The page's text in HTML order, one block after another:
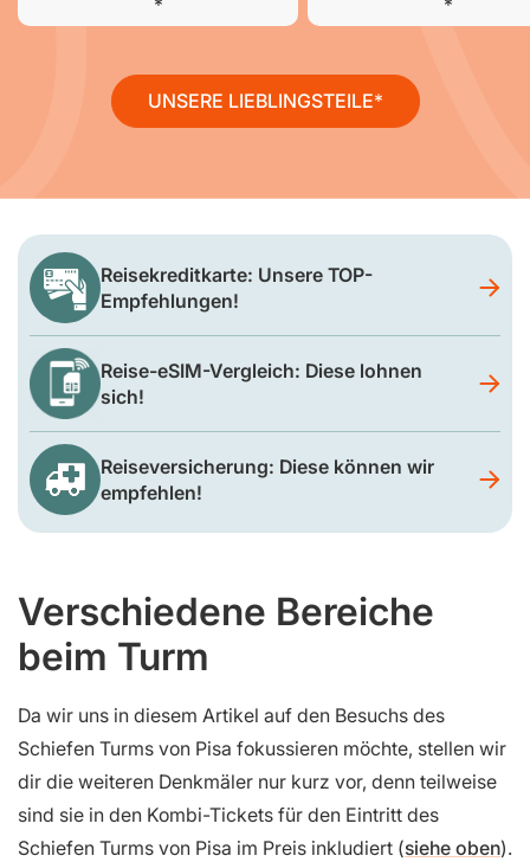
UNSERE LIEBLINGSTEILE
Reisekreditkarte: Unsere TOP-
Empfehlungen!
Reise-eSIM-Vergleich: Diese lohnen
sich!
Reiseversicherung: Diese können wir
empfehlen!
Verschiedene Bereiche
beim Turm
Da wir uns in diesem Artikel auf den Besuchs des
Schiefen Turms von Pisa fokussieren möchte, stellen wir
dir die weiteren Denkmäler nur kurz vor, denn teilweise
sind sie in den Kombi-Tickets für den Eintritt des
Schiefen Turms von Pisa im Preis inkludiert (siehe oben).